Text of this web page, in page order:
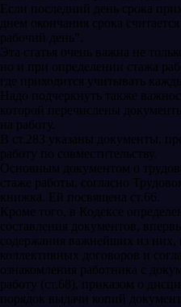
Если последний день срока
днем окончания срока
рабочий день".
Эта статья очень важна не
но и при определении стажа
где приходится учитывать
Надо подчеркнуть также
которой перечислены
на работу.
В ст.283 указаны документы,
работу по совместительству.
Основным документом о
стаже работы, согласно
книжка. Ей посвящена ст.66.
Кроме того, в Кодексе
составления документов,
содержания важнейших из них,
коллективных договоров и
ознакомления работника с
работу (ст.68), приказом о
порядок выдачи копий